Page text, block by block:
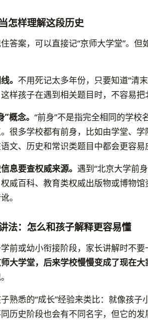
怎样理解这段历史
答案，可以直接记“京师大学堂”。
。 不用死记太多年份，只要知道“
样孩子在遇到相关题目时，不容易把
概念。 “前身”不是指完全相同的学
很多学校都有前身，比如由学堂、
文、历史和常识类题目中都会更容易
息要查权威来源。 遇到“北京大学前
威百科、教育类权威出版物或博物
。
法：怎么和孩子解释更容易懂
前或幼小衔接阶段，家长讲解时不要
大学堂，后来学校慢慢变成了现在
熟悉的“成长”经验来类比：就像孩
历史阶段也会有不同名字，但它的